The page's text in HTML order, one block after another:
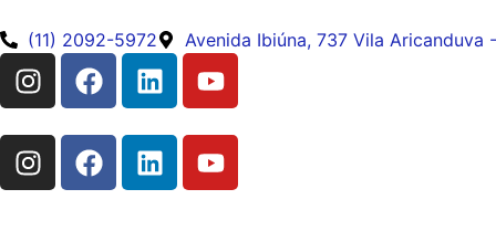
(11) 2092-5972 Avenida Ibiúna, 737 Vila Aricanduva